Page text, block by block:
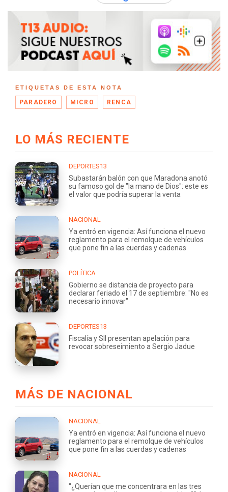
ETIQUETAS DE ESTA NOTA
PARADERO MICRO RENCA
LO MÁS RECIENTE
DEPORTES13
Subastarán balón con que Maradona anotó
su famoso gol de "la mano de Dios": este es
el valor que podría superar la venta
NACIONAL
Ya entró en vigencia: Así funciona el nuevo
reglamento para el remolque de vehículos
que pone fin a las cuerdas y cadenas
POLÍTICA
Gobierno se distancia de proyecto para
declarar feriado el 17 de septiembre: "No es
necesario innovar"
DEPORTES13
Fiscalía y SII presentan apelación para
revocar sobreseimiento a Sergio Jadue
MÁS DE NACIONAL
NACIONAL
Ya entró en vigencia: Así funciona el nuevo
reglamento para el remolque de vehículos
que pone fin a las cuerdas y cadenas
NACIONAL
"¿Querían que me concentrara en las tres